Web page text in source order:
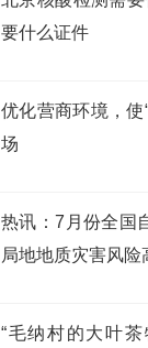
要什么证件
优化营商环境，使
场
热讯：7月份全国
局地地质灾害风险
“毛纳村的大叶